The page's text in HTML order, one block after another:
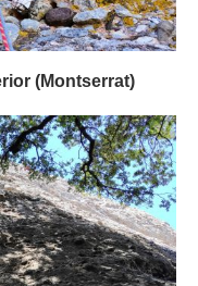
(Montserrat)